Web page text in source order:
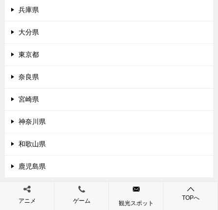
兵庫県
大分県
東京都
奈良県
宮崎県
神奈川県
和歌山県
鹿児島県
アニメ ゲーム 観光スポット
TOPへ